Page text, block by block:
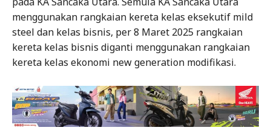
menggunakan rangkaian kereta kelas eksekutif mild
steel dan kelas bisnis, per 8 Maret 2025 rangkaian
kereta kelas bisnis diganti menggunakan rangkaian
kereta kelas ekonomi new generation modifikasi.